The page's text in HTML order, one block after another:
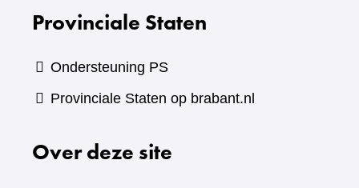
Provinciale Staten
Ondersteuning PS
Provinciale Staten op brabant.nl
Over deze site